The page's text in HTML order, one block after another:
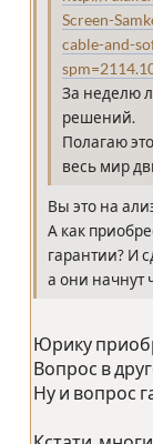
Screen-
cable-and-
За неделю
решений.
Полагаю
весь мир
Вы это на
А как
гарантии? И
а они начнут
Юрику
Вопрос в
Ну и вопрос